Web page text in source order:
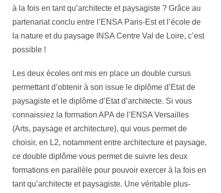
à la fois en tant qu’architecte et paysagiste ? Grâce au
partenariat conclu entre l’ENSA Paris-Est et l’école de
la nature et du paysage INSA Centre Val de Loire, c’est
possible !
Les deux écoles ont mis en place un double cursus
permettant d’obtenir à son issue le diplôme d’Etat de
paysagiste et le diplôme d’Etat d’architecte. Si vous
connaissiez la formation APA de l’ENSA Versailles
(Arts, paysage et architecture), qui vous permet de
choisir, en L2, notamment entre architecture et paysage,
ce double diplôme vous permet de suivre les deux
formations en parallèle pour pouvoir exercer à la fois en
tant qu’architecte et paysagiste. Une véritable plus-